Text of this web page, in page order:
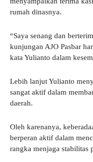
rumah dinasnya.
“Saya senang dan
kunjungan AJO Pasbar
kata Yulianto dalam
Lebih lanjut Yulianto
sangat aktif dalam
daerah.
Oleh karenanya,
berperan aktif dalam
rangka menjaga stabilitas